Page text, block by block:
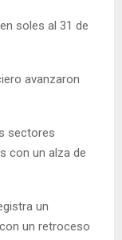
soles al 31 de
avanzaron
sectores
con un alza de
un
un retroceso